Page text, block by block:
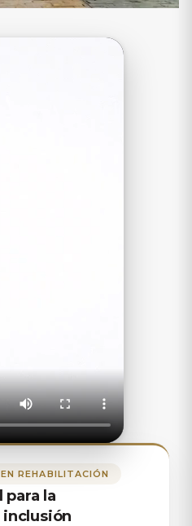
REHABILITACIÓN
para la